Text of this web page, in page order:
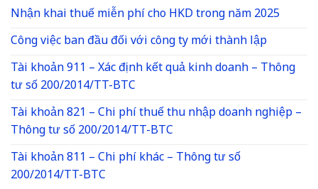
Nhận khai thuế miễn phí cho HKD trong năm 2025
Công việc ban đầu đối với công ty mới thành lập
Tài khoản 911 – Xác định kết quả kinh doanh – Thông
tư số 200/2014/TT-BTC
Tài khoản 821 – Chi phí thuế thu nhập doanh nghiệp –
Thông tư số 200/2014/TT-BTC
Tài khoản 811 – Chi phí khác – Thông tư số
200/2014/TT-BTC